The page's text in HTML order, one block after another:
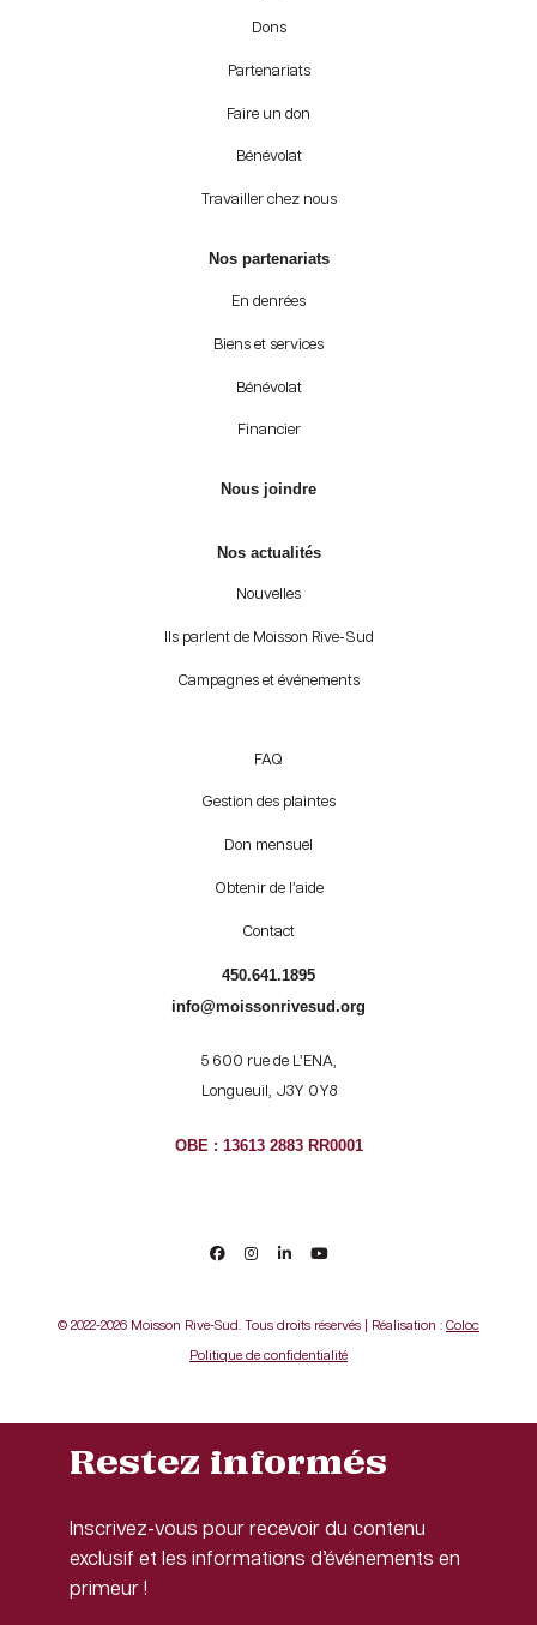
Dons
Partenariats
Faire un don
Bénévolat
Travailler chez nous
Nos partenariats
En denrées
Biens et services
Bénévolat
Financier
Nous joindre
Nos actualités
Nouvelles
Ils parlent de Moisson Rive-Sud
Campagnes et événements
FAQ
Gestion des plaintes
Don mensuel
Obtenir de l’aide
Contact
450.641.1895
info@moissonrivesud.org
5 600 rue de L’ENA,
Longueuil, J3Y 0Y8
OBE : 13613 2883 RR0001
© 2022-2026 Moisson Rive-Sud. Tous droits réservés | Réalisation : Coloc
Politique de confidentialité
Restez informés
Inscrivez-vous pour recevoir du contenu
exclusif et les informations d’événements en
primeur !